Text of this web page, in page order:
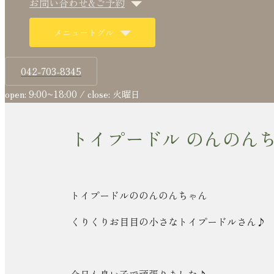
メニュートグル
042-703-8345
open: 9:00~18:00 / close: 火曜日
トイプードル のんのん
トイプードルののんのんちゃん
くりくりお目目の小さなトイプードルさん♪